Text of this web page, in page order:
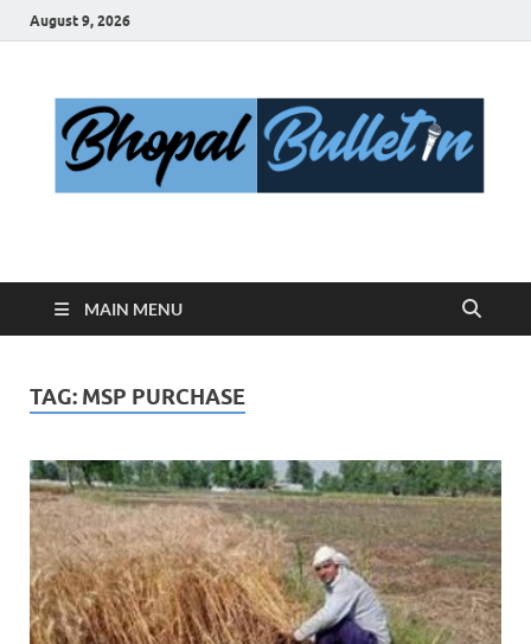
August 9, 2026
Bhopal Bulletin
MAIN MENU
TAG: MSP PURCHASE